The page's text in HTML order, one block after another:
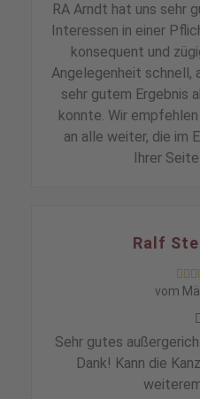
RA Arndt hat uns sehr
Interessen in einer
konsequent und
Angelegenheit schnell,
sehr gutem Ergebnis
konnte. Wir
an alle weiter, die im
Ihrer
Ralf
  
vom
Sehr gutes
Dank! Kann die